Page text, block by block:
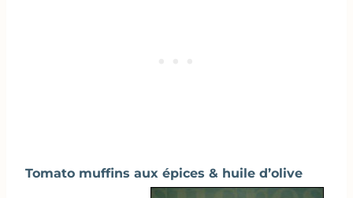
Tomato muffins aux épices & huile d’olive